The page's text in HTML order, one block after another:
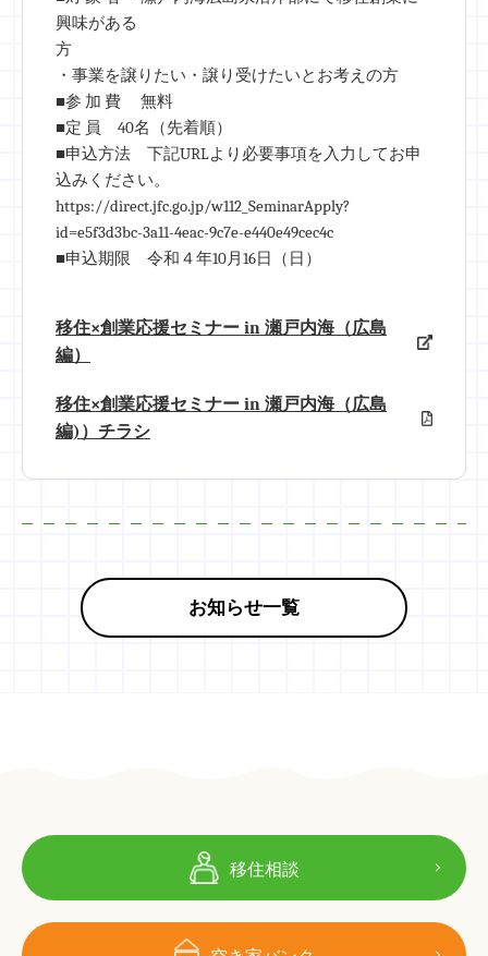
興味がある
・事業を譲りたい・譲り受けたいとお考えの方
■参 加 費 無料
■定 員 40名（先着順）
■申込方法 下記URLより必要事項を入力してお申
込みください。
https://direct.jfc.go.jp/w112_SeminarApply?
id=e5f3d3bc-3a11-4eac-9c7e-e440e49cec4c
■申込期限 令和４年10月16日（日）
移住×創業応援セミナー in 瀬戸内海（広島
編）
移住×創業応援セミナー in 瀬戸内海（広島
編)）チラシ
お知らせ一覧
移住相談